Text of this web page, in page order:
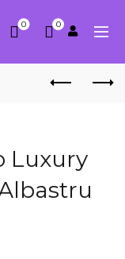
0 0
Luxury